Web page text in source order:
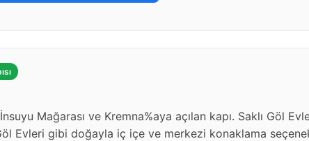
Mağarası ve Kremna%aya açılan kapı. Saklı Göl
Evleri gibi doğayla iç içe ve merkezi konaklama